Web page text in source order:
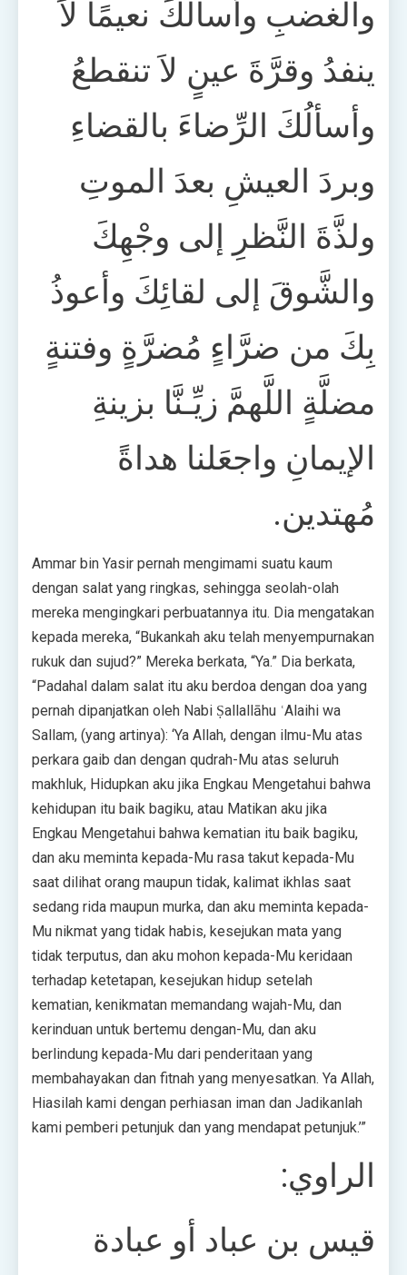
والغضبِ وأسألُكَ نعيمًا لاَ
ينفدُ وقرَّةَ عينٍ لاَ تنقطعُ
وأسألُكَ الرِّضاءَ بالقضاءِ
وبردَ العيشِ بعدَ الموتِ
ولذَّةَ النَّظرِ إلى وجْهِكَ
والشَّوقَ إلى لقائِكَ وأعوذُ
بِكَ من ضرَّاءٍ مُضرَّةٍ وفتنةٍ
مضلَّةٍ اللَّهمَّ زيِّـنَّا بزينةِ
الإيمانِ واجعَلنا هداةً
مُهتدين.
Ammar bin Yasir pernah mengimami suatu kaum
dengan salat yang ringkas, sehingga seolah-olah
mereka mengingkari perbuatannya itu. Dia mengatakan
kepada mereka, “Bukankah aku telah menyempurnakan
rukuk dan sujud?” Mereka berkata, “Ya.” Dia berkata,
“Padahal dalam salat itu aku berdoa dengan doa yang
pernah dipanjatkan oleh Nabi Ṣallallāhu ʿAlaihi wa
Sallam, (yang artinya): ‘Ya Allah, dengan ilmu-Mu atas
perkara gaib dan dengan qudrah-Mu atas seluruh
makhluk, Hidupkan aku jika Engkau Mengetahui bahwa
kehidupan itu baik bagiku, atau Matikan aku jika
Engkau Mengetahui bahwa kematian itu baik bagiku,
dan aku meminta kepada-Mu rasa takut kepada-Mu
saat dilihat orang maupun tidak, kalimat ikhlas saat
sedang rida maupun murka, dan aku meminta kepada-
Mu nikmat yang tidak habis, kesejukan mata yang
tidak terputus, dan aku mohon kepada-Mu keridaan
terhadap ketetapan, kesejukan hidup setelah
kematian, kenikmatan memandang wajah-Mu, dan
kerinduan untuk bertemu dengan-Mu, dan aku
berlindung kepada-Mu dari penderitaan yang
membahayakan dan fitnah yang menyesatkan. Ya Allah,
Hiasilah kami dengan perhiasan iman dan Jadikanlah
kami pemberi petunjuk dan yang mendapat petunjuk.’”
الراوي:
قيس بن عباد أو عبادة